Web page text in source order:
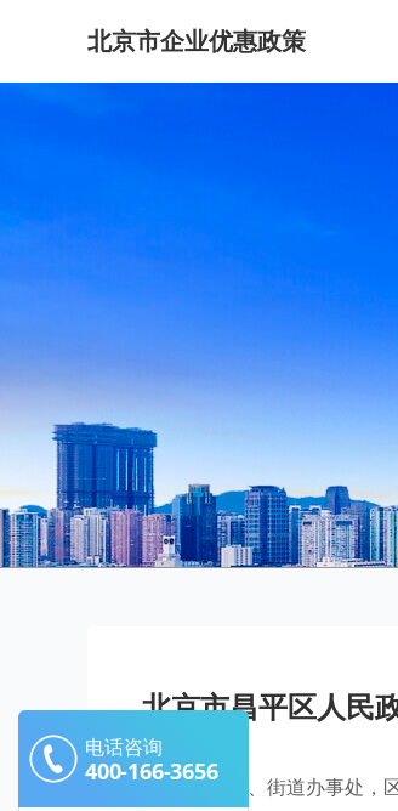
北京市企业优惠政策
北京市昌平区人民
各镇人民政府、街道办事处，
电话咨询
400-166-3656